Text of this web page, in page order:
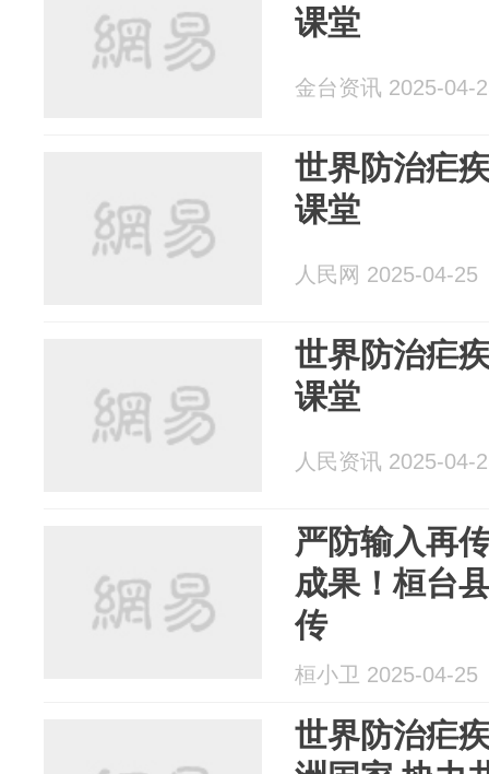
课堂
金台资讯 2025-04-
世界防治疟
课堂
人民网 2025-04-25
世界防治疟
课堂
人民资讯 2025-04-
严防输入再
成果！桓台
传
桓小卫 2025-04-25
世界防治疟